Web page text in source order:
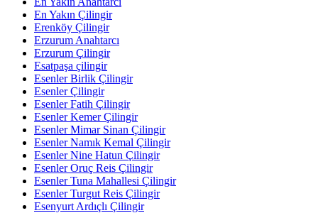
En Yakın Çilingir
Erenköy Çilingir
Erzurum Anahtarcı
Erzurum Çilingir
Esatpaşa çilingir
Esenler Birlik Çilingir
Esenler Çilingir
Esenler Fatih Çilingir
Esenler Kemer Çilingir
Esenler Mimar Sinan Çilingir
Esenler Namık Kemal Çilingir
Esenler Nine Hatun Çilingir
Esenler Oruç Reis Çilingir
Esenler Tuna Mahallesi Çilingir
Esenler Turgut Reis Çilingir
Esenyurt Ardıçlı Çilingir